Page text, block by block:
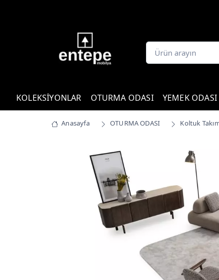
KOLEKSİYONLAR OTURMA ODASI YEMEK ODASI
Anasayfa OTURMA ODASI Koltuk